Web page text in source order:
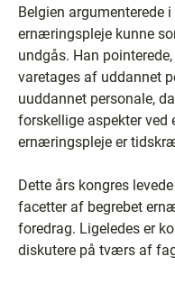
Belgien argumenterede
ernæringspleje kunne
undgås. Han
varetages af uddannet
uuddannet personale,
forskellige aspekter ved
ernæringspleje er
Dette års kongres
facetter af begrebet
foredrag. Ligeledes er
diskutere på tværs af